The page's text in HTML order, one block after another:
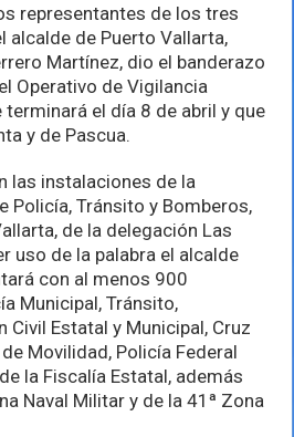
para
recibir
a
turistas
representantes de los tres
alcalde de Puerto Vallarta,
Martínez, dio el banderazo
Operativo de Vigilancia
el día 8 de abril y que
y de Pascua.
las instalaciones de la
Policía, Tránsito y Bomberos,
de la delegación Las
uso de la palabra el alcalde
con al menos 900
Municipal, Tránsito,
Civil Estatal y Municipal, Cruz
Movilidad, Policía Federal
la Fiscalía Estatal, además
Naval Militar y de la 41ª Zona